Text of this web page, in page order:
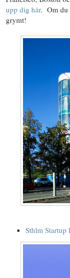
upp dig här. Om du
grymt!
Sthlm Startup